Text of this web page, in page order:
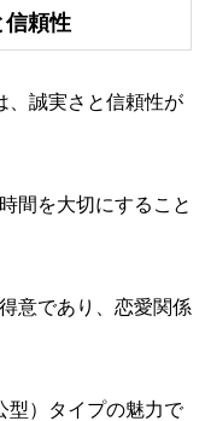
頼性
、誠実さと信頼性が
間を大切にすること
意であり、恋愛関係
型）タイプの魅力で